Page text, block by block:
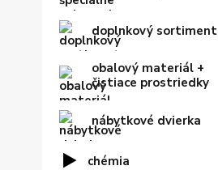
doplnkový sortiment
obalový materiál +
čistiace prostriedky
nábytkové dvierka
chémia